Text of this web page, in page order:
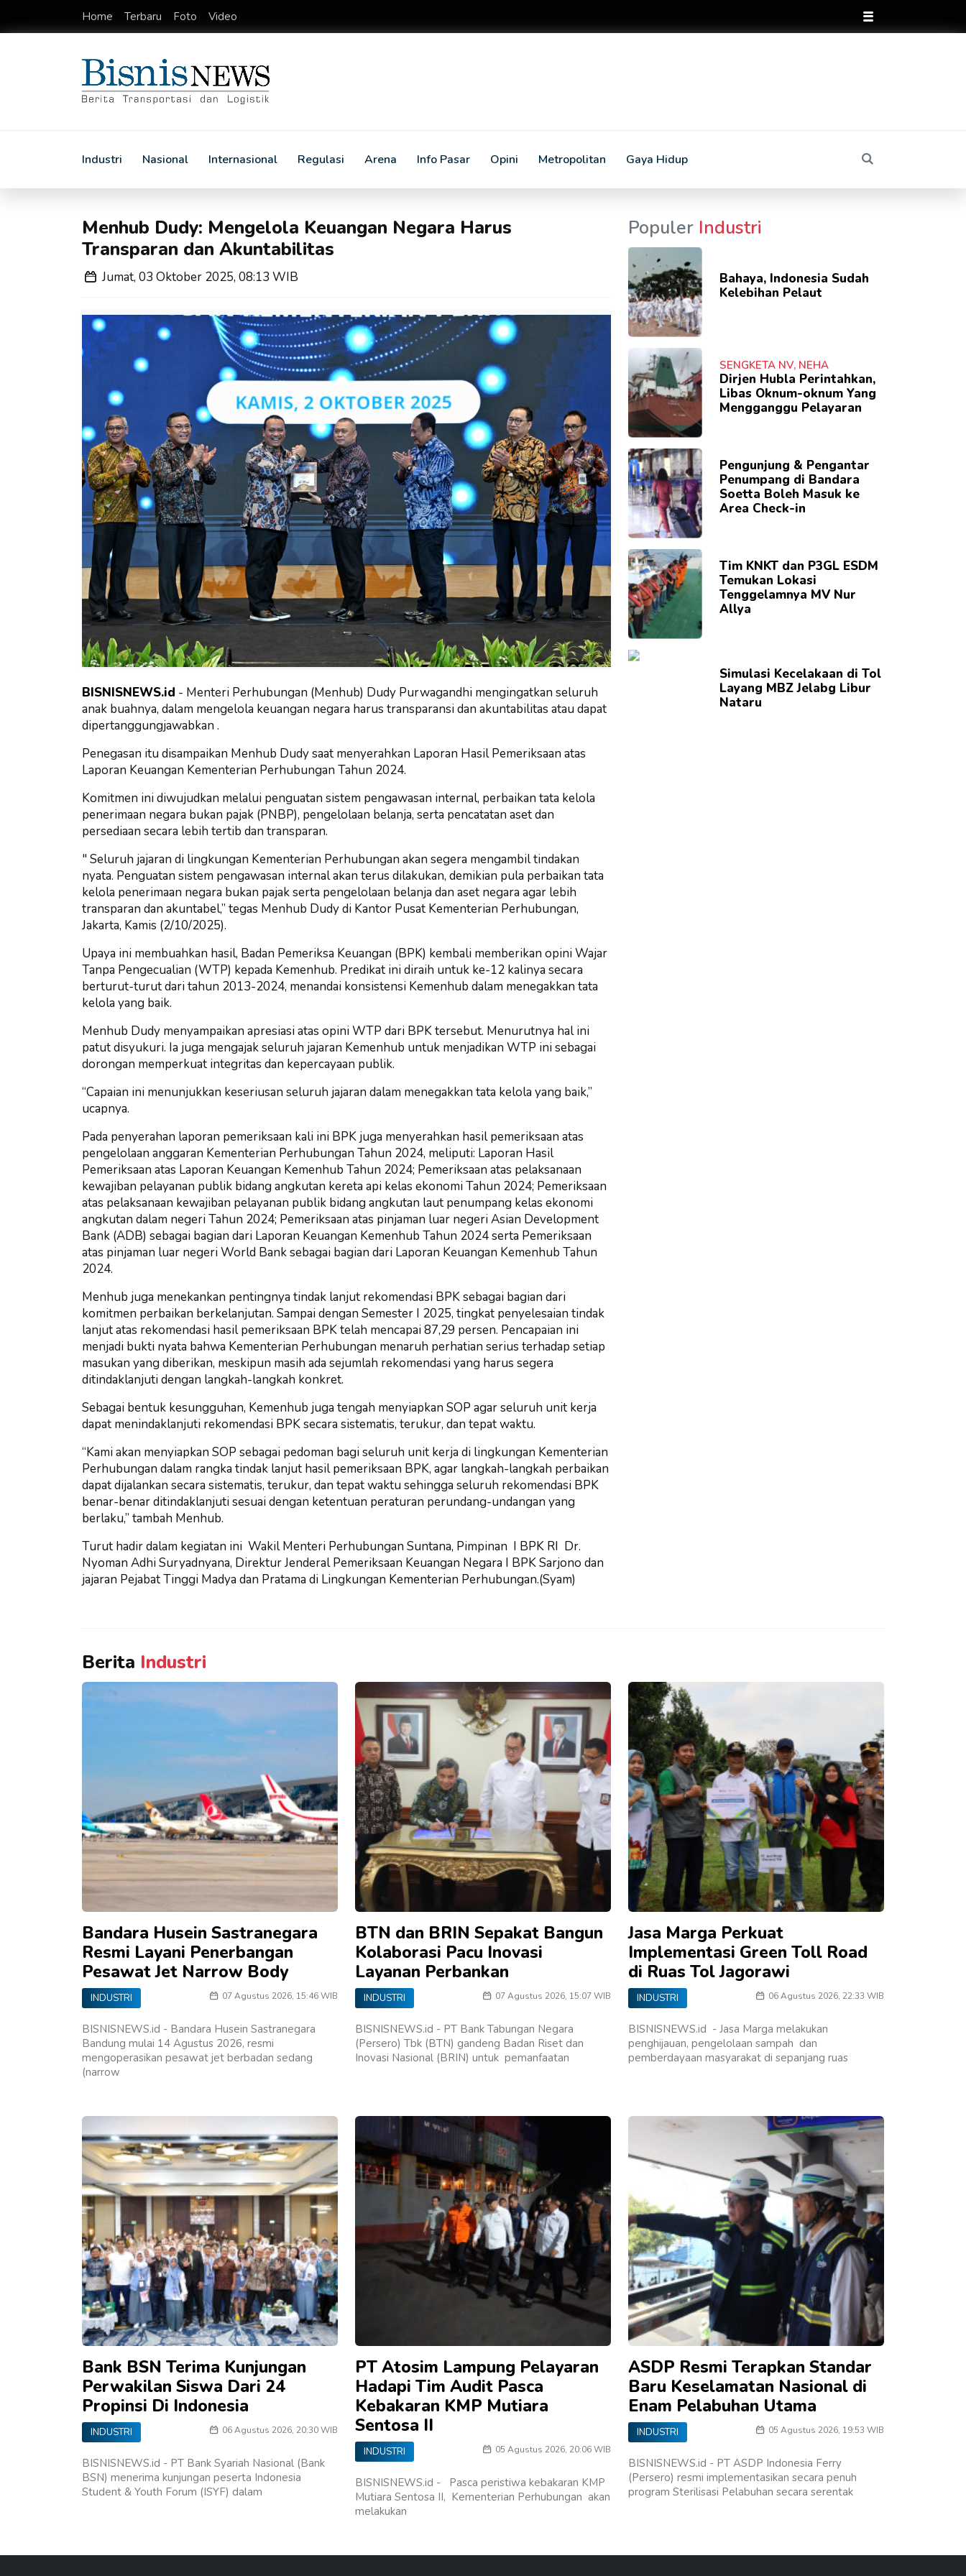
Home Terbaru Foto Video
Industri Nasional Internasional Regulasi Arena Info Pasar Opini Metropolitan Gaya Hidup
Menhub Dudy: Mengelola Keuangan Negara Harus
Transparan dan Akuntabilitas
Jumat, 03 Oktober 2025, 08:13 WIB
BISNISNEWS.id - Menteri Perhubungan (Menhub) Dudy Purwagandhi mengingatkan seluruh
anak buahnya, dalam mengelola keuangan negara harus transparansi dan akuntabilitas atau dapat
dipertanggungjawabkan .
Penegasan itu disampaikan Menhub Dudy saat menyerahkan Laporan Hasil Pemeriksaan atas
Laporan Keuangan Kementerian Perhubungan Tahun 2024.
Komitmen ini diwujudkan melalui penguatan sistem pengawasan internal, perbaikan tata kelola
penerimaan negara bukan pajak (PNBP), pengelolaan belanja, serta pencatatan aset dan
persediaan secara lebih tertib dan transparan.
" Seluruh jajaran di lingkungan Kementerian Perhubungan akan segera mengambil tindakan
nyata. Penguatan sistem pengawasan internal akan terus dilakukan, demikian pula perbaikan tata
kelola penerimaan negara bukan pajak serta pengelolaan belanja dan aset negara agar lebih
transparan dan akuntabel,” tegas Menhub Dudy di Kantor Pusat Kementerian Perhubungan,
Jakarta, Kamis (2/10/2025).
Upaya ini membuahkan hasil, Badan Pemeriksa Keuangan (BPK) kembali memberikan opini Wajar
Tanpa Pengecualian (WTP) kepada Kemenhub. Predikat ini diraih untuk ke-12 kalinya secara
berturut-turut dari tahun 2013-2024, menandai konsistensi Kemenhub dalam menegakkan tata
kelola yang baik.
Menhub Dudy menyampaikan apresiasi atas opini WTP dari BPK tersebut. Menurutnya hal ini
patut disyukuri. Ia juga mengajak seluruh jajaran Kemenhub untuk menjadikan WTP ini sebagai
dorongan memperkuat integritas dan kepercayaan publik.
“Capaian ini menunjukkan keseriusan seluruh jajaran dalam menegakkan tata kelola yang baik,”
ucapnya.
Pada penyerahan laporan pemeriksaan kali ini BPK juga menyerahkan hasil pemeriksaan atas
pengelolaan anggaran Kementerian Perhubungan Tahun 2024, meliputi: Laporan Hasil
Pemeriksaan atas Laporan Keuangan Kemenhub Tahun 2024; Pemeriksaan atas pelaksanaan
kewajiban pelayanan publik bidang angkutan kereta api kelas ekonomi Tahun 2024; Pemeriksaan
atas pelaksanaan kewajiban pelayanan publik bidang angkutan laut penumpang kelas ekonomi
angkutan dalam negeri Tahun 2024; Pemeriksaan atas pinjaman luar negeri Asian Development
Bank (ADB) sebagai bagian dari Laporan Keuangan Kemenhub Tahun 2024 serta Pemeriksaan
atas pinjaman luar negeri World Bank sebagai bagian dari Laporan Keuangan Kemenhub Tahun
2024.
Menhub juga menekankan pentingnya tindak lanjut rekomendasi BPK sebagai bagian dari
komitmen perbaikan berkelanjutan. Sampai dengan Semester I 2025, tingkat penyelesaian tindak
lanjut atas rekomendasi hasil pemeriksaan BPK telah mencapai 87,29 persen. Pencapaian ini
menjadi bukti nyata bahwa Kementerian Perhubungan menaruh perhatian serius terhadap setiap
masukan yang diberikan, meskipun masih ada sejumlah rekomendasi yang harus segera
ditindaklanjuti dengan langkah-langkah konkret.
Sebagai bentuk kesungguhan, Kemenhub juga tengah menyiapkan SOP agar seluruh unit kerja
dapat menindaklanjuti rekomendasi BPK secara sistematis, terukur, dan tepat waktu.
“Kami akan menyiapkan SOP sebagai pedoman bagi seluruh unit kerja di lingkungan Kementerian
Perhubungan dalam rangka tindak lanjut hasil pemeriksaan BPK, agar langkah-langkah perbaikan
dapat dijalankan secara sistematis, terukur, dan tepat waktu sehingga seluruh rekomendasi BPK
benar-benar ditindaklanjuti sesuai dengan ketentuan peraturan perundang-undangan yang
berlaku,” tambah Menhub.
Turut hadir dalam kegiatan ini Wakil Menteri Perhubungan Suntana, Pimpinan I BPK RI Dr.
Nyoman Adhi Suryadnyana, Direktur Jenderal Pemeriksaan Keuangan Negara I BPK Sarjono dan
jajaran Pejabat Tinggi Madya dan Pratama di Lingkungan Kementerian Perhubungan.(Syam)
Populer Industri
Bahaya, Indonesia Sudah
Kelebihan Pelaut
SENGKETA NV, NEHA
Dirjen Hubla Perintahkan,
Libas Oknum-oknum Yang
Mengganggu Pelayaran
Pengunjung & Pengantar
Penumpang di Bandara
Soetta Boleh Masuk ke
Area Check-in
Tim KNKT dan P3GL ESDM
Temukan Lokasi
Tenggelamnya MV Nur
Allya
Simulasi Kecelakaan di Tol
Layang MBZ Jelabg Libur
Nataru
Berita Industri
Bandara Husein Sastranegara
Resmi Layani Penerbangan
Pesawat Jet Narrow Body
INDUSTRI 07 Agustus 2026, 15:46 WIB
BISNISNEWS.id - Bandara Husein Sastranegara
Bandung mulai 14 Agustus 2026, resmi
mengoperasikan pesawat jet berbadan sedang
(narrow
BTN dan BRIN Sepakat Bangun
Kolaborasi Pacu Inovasi
Layanan Perbankan
INDUSTRI 07 Agustus 2026, 15:07 WIB
BISNISNEWS.id - PT Bank Tabungan Negara
(Persero) Tbk (BTN) gandeng Badan Riset dan
Inovasi Nasional (BRIN) untuk pemanfaatan
Jasa Marga Perkuat
Implementasi Green Toll Road
di Ruas Tol Jagorawi
INDUSTRI 06 Agustus 2026, 22:33 WIB
BISNISNEWS.id - Jasa Marga melakukan
penghijauan, pengelolaan sampah dan
pemberdayaan masyarakat di sepanjang ruas
Bank BSN Terima Kunjungan
Perwakilan Siswa Dari 24
Propinsi Di Indonesia
INDUSTRI 06 Agustus 2026, 20:30 WIB
BISNISNEWS.id - PT Bank Syariah Nasional (Bank
BSN) menerima kunjungan peserta Indonesia
Student & Youth Forum (ISYF) dalam
PT Atosim Lampung Pelayaran
Hadapi Tim Audit Pasca
Kebakaran KMP Mutiara
Sentosa II
INDUSTRI 05 Agustus 2026, 20:06 WIB
BISNISNEWS.id - Pasca peristiwa kebakaran KMP
Mutiara Sentosa II, Kementerian Perhubungan akan
melakukan
ASDP Resmi Terapkan Standar
Baru Keselamatan Nasional di
Enam Pelabuhan Utama
INDUSTRI 05 Agustus 2026, 19:53 WIB
BISNISNEWS.id - PT ASDP Indonesia Ferry
(Persero) resmi implementasikan secara penuh
program Sterilisasi Pelabuhan secara serentak